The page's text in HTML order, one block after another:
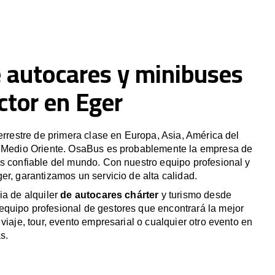
y minibuses
en Eger
de primera clase en Europa, Asia, América del
Oriente. OsaBus es probablemente la empresa de
confiable del mundo. Con nuestro equipo profesional y
garantizamos un servicio de alta calidad.
de alquilerde autocares chárter y turismo desde
profesional de gestores que encontrará la mejor
tour, evento empresarial o cualquier otro evento en